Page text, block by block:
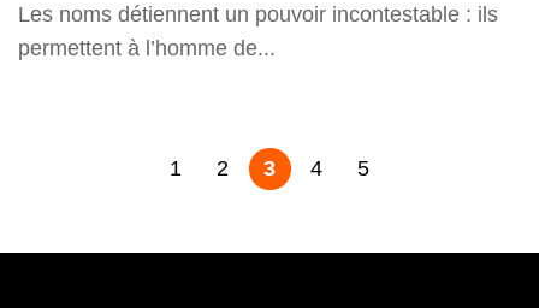
Les noms détiennent un pouvoir incontestable : ils
permettent à l’homme de...
1 2 3 4 5